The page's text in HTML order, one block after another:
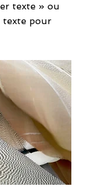
texte » ou
texte pour